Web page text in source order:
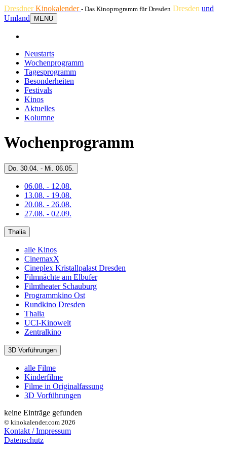
DresdnerKinokalender - Das Kinoprogramm für Dresden Dresden und
Umland
MENU
Neustarts
Wochenprogramm
Tagesprogramm
Besonderheiten
Festivals
Kinos
Aktuelles
Kolumne
Wochenprogramm
Do. 30.04. - Mi. 06.05.
06.08. - 12.08.
13.08. - 19.08.
20.08. - 26.08.
27.08. - 02.09.
Thalia
alle Kinos
CinemaxX
Cineplex Kristallpalast Dresden
Filmnächte am Elbufer
Filmtheater Schauburg
Programmkino Ost
Rundkino Dresden
Thalia
UCI-Kinowelt
Zentralkino
3D Vorführungen
alle Filme
Kinderfilme
Filme in Originalfassung
3D Vorführungen
keine Einträge gefunden
© kinokalender.com 2026
Kontakt / Impressum
Datenschutz